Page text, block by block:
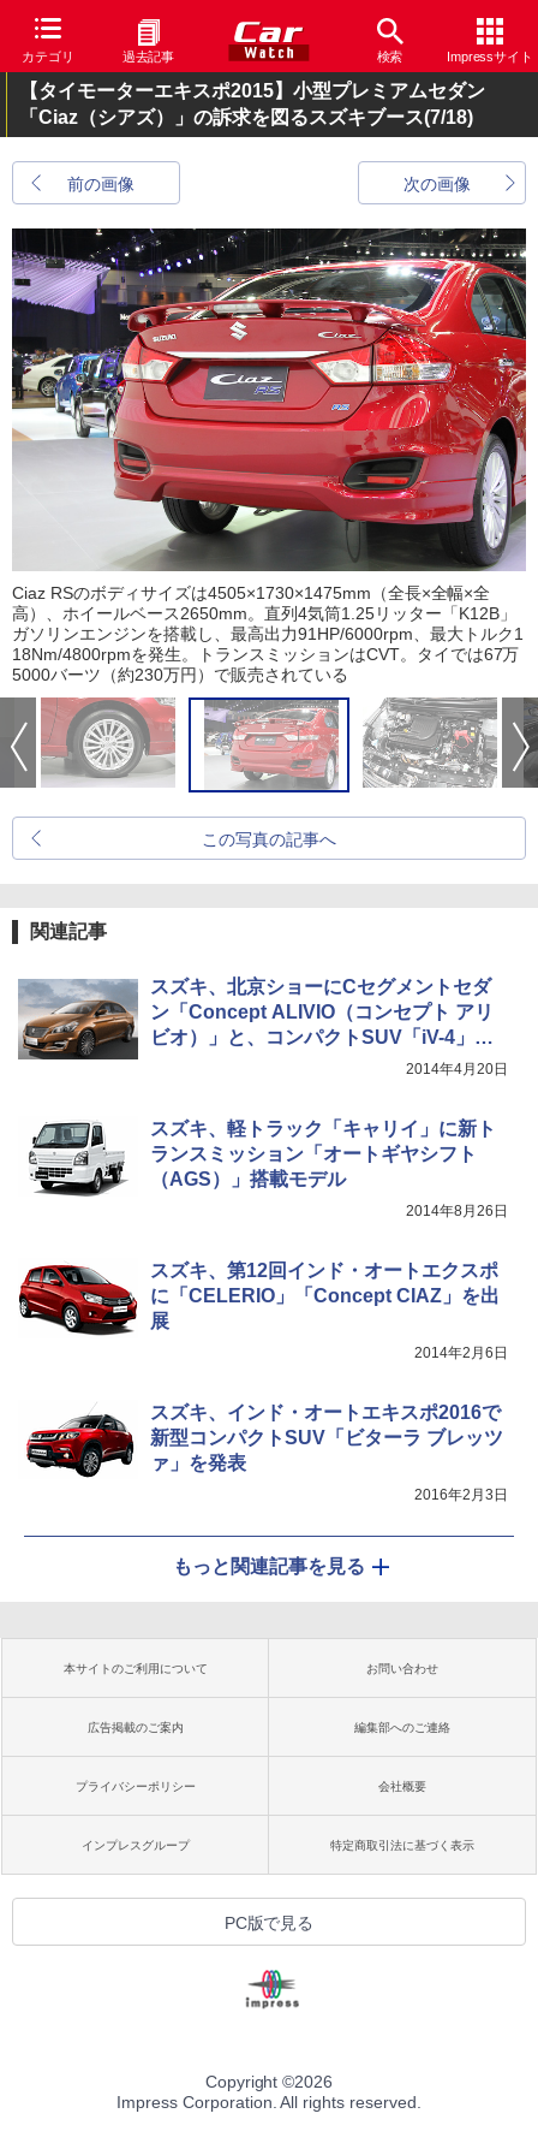
カテゴリ 過去記事 検索 Impressサイト
【タイモーターエキスポ2015】小型プレミアムセダン
「Ciaz（シアズ）」の訴求を図るスズキブース(7/18)
前の画像 次の画像
Ciaz RSのボディサイズは4505×1730×1475mm（全長×全幅×全
高）、ホイールベース2650mm。直列4気筒1.25リッター「K12B」
ガソリンエンジンを搭載し、最高出力91HP/6000rpm、最大トルク1
18Nm/4800rpmを発生。トランスミッションはCVT。タイでは67万
5000バーツ（約230万円）で販売されている
この写真の記事へ
関連記事
スズキ、北京ショーにCセグメントセダ
ン「Concept ALIVIO（コンセプト アリ
ビオ）」と、コンパクトSUV「iV-4」を
2014年4月20日
スズキ、軽トラック「キャリイ」に新ト
ランスミッション「オートギヤシフト
（AGS）」搭載モデル
2014年8月26日
スズキ、第12回インド・オートエクスポ
に「CELERIO」「Concept CIAZ」を出
展
2014年2月6日
スズキ、インド・オートエキスポ2016で
新型コンパクトSUV「ビターラ ブレッツ
ァ」を発表
2016年2月3日
もっと関連記事を見る
本サイトのご利用について お問い合わせ
広告掲載のご案内 編集部へのご連絡
プライバシーポリシー 会社概要
インプレスグループ 特定商取引法に基づく表示
PC版で見る
Copyright ©2026
Impress Corporation. All rights reserved.